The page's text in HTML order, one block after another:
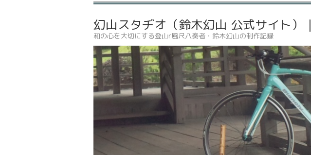
幻山スタヂオ（鈴木幻山 公式サイト）
和の心を大切にする登山r風尺八奏者・鈴木幻山の制作記録